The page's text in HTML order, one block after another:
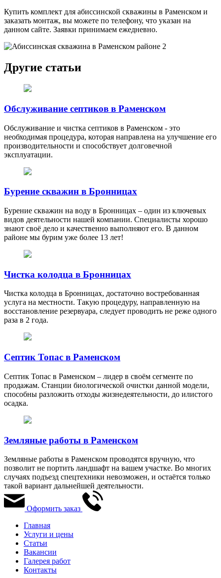
Купить комплект для абиссинской скважины в Раменском и
заказать монтаж, вы можете по телефону, что указан на
данном сайте. Заявки принимаем ежедневно.
Другие статьи
Обслуживание септиков в Раменском
Обслуживание и чистка септиков в Раменском - это
необходимая процедура, которая направлена на улучшение его
производительности и способствует долговечной
эксплуатации.
Бурение скважин в Бронницах
Бурение скважин на воду в Бронницах – один из ключевых
видов деятельности нашей компании. Специалисты хорошо
знают своё дело и качественно выполняют его. В данном
районе мы бурим уже более 13 лет!
Чистка колодца в Бронницах
Чистка колодца в Бронницах, достаточно востребованная
услуга на местности. Такую процедуру, направленную на
восстановление резервуара, следует проводить не реже одного
раза в 2 года.
Септик Топас в Раменском
Септик Топас в Раменском – лидер в своём сегменте по
продажам. Станции биологической очистки данной модели,
способны разложить отходы жизнедеятельности, до илистого
осадка.
Земляные работы в Раменском
Земляные работы в Раменском проводятся вручную, что
позволит не портить ландшафт на вашем участке. Во многих
случаях подъезд спецтехники невозможен, и остаётся только
такой вариант дальнейшей деятельности.
Оформить заказ
Главная
Услуги и цены
Статьи
Вакансии
Галерея работ
Контакты